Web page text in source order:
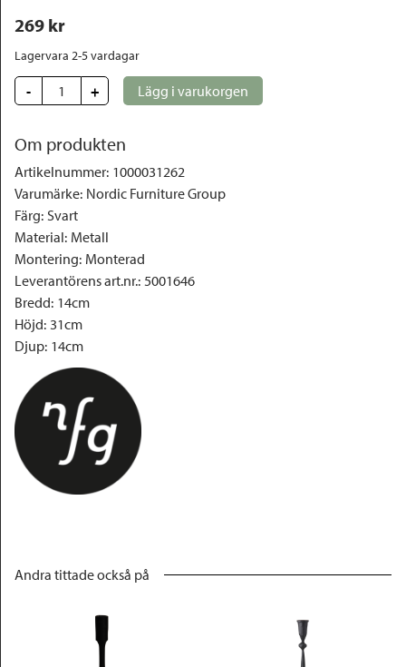
269 kr
Lagervara 2-5 vardagar
- + Lägg i varukorgen
Om produkten
Artikelnummer: 1000031262
Varumärke: Nordic Furniture Group
Färg: Svart
Material: Metall
Montering: Monterad
Leverantörens art.nr.: 5001646
Bredd: 14cm
Höjd: 31cm
Djup: 14cm
Andra tittade också på